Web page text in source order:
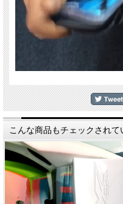
こんな商品もチェックされて